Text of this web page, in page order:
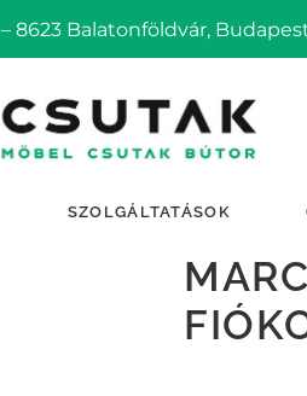
– 8623 Balatonföldvár,
SZOLGÁLTATÁSOK